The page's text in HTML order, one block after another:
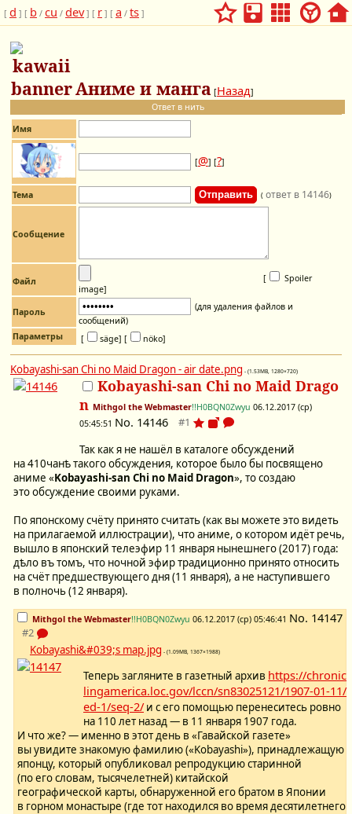
[ d ] [ b / cu / dev] [ r ] [ a / ts ]
Аниме и манга [Назад]
Ответ в нить
Имя
[@] [?]
Тема (ответ в 14146)
Сообщение
Файл [
Spoiler
image]
Пароль
(для удаления файлов и
сообщений)
Параметры
[ säge] [ nöko]
Kobayashi-san Chi no Maid Dragon - air date.png - (1.53MB, 1280×720)
Kobayashi-san Chi no Maid Drago
n Mithgol the Webmaster!!H0BQN0Zwyu 06.12.2017 (ср)
05:45:51 No. 14146
Так как я не нашёл в каталоге обсуждений
на 410чанѣ такого обсуждения, которое было бы посвящено
аниме «Kobayashi-san Chi no Maid Dragon», то создаю
это обсуждение своими руками.
По японскому счёту принято считать (как вы можете это видеть
на прилагаемой иллюстрации), что аниме, о котором идёт речь,
вышло в японский телеэфир 11 января нынешнего (2017) года:
дѣло въ томъ, что ночной эфир традиционно принято относить
на счёт предшествующего дня (11 января), а не наступившего
в полночь (12 января).
Mithgol the Webmaster!!H0BQN0Zwyu 06.12.2017 (ср) 05:46:41 No. 14147
Kobayashi&#039;s map.jpg - (1.09MB, 1367×1988)
Теперь загляните в газетный архив https://chronic
lingamerica.loc.gov/lccn/sn83025121/1907-01-11/
ed-1/seq-2/и с его помощью перенеситесь ровно
на 110 лет назад — в 11 января 1907 года.
И что же? — именно в этот день в «Гавайской газете»
вы увидите знакомую фамилию («Kobayashi»), принадлежащую
японцу, который опубликовал репродукцию старинной
(по его словам, тысячелетней) китайской
географической карты, обнаруженной его братом в Японии
в горном монастыре (где тот находился во время десятилетнего